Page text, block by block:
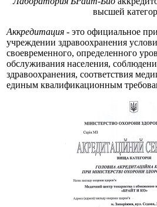
высшей
Аккредитация - это официальное
учреждении здравоохранения
своевременного, определенного
обслуживания населения,
здравоохранения, соответствия
единым квалификационным